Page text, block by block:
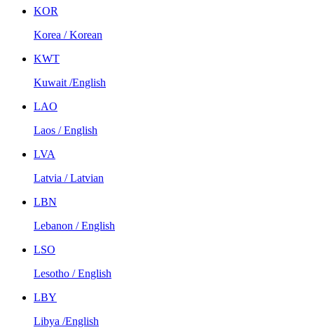
KOR
Korea / Korean
KWT
Kuwait /English
LAO
Laos / English
LVA
Latvia / Latvian
LBN
Lebanon / English
LSO
Lesotho / English
LBY
Libya /English